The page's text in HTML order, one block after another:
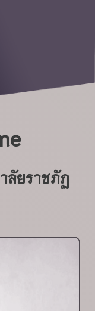
ลัยราชภัฏ